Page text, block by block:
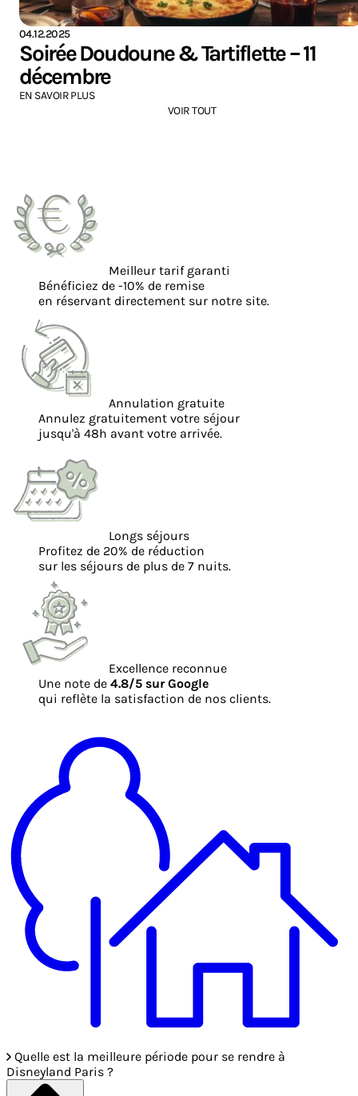
04.12.2025
Soirée Doudoune & Tartiflette – 11
décembre
EN SAVOIR PLUS
VOIR TOUT
Meilleur tarif garanti
Bénéficiez de -10% de remise
en réservant directement sur notre site.
Annulation gratuite
Annulez gratuitement votre séjour
jusqu'à 48h avant votre arrivée.
Longs séjours
Profitez de 20% de réduction
sur les séjours de plus de 7 nuits.
Excellence reconnue
Une note de 4.8/5 sur Google
qui reflète la satisfaction de nos clients.
Quelle est la meilleure période pour se rendre à
Disneyland Paris ?